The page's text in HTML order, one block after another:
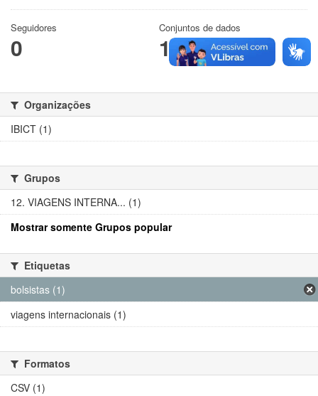
Seguidores
0
Conjuntos de dados
1
Organizações
IBICT (1)
Grupos
12. VIAGENS INTERNA... (1)
Mostrar somente Grupos popular
Etiquetas
bolsistas (1)
viagens internacionais (1)
Formatos
CSV (1)